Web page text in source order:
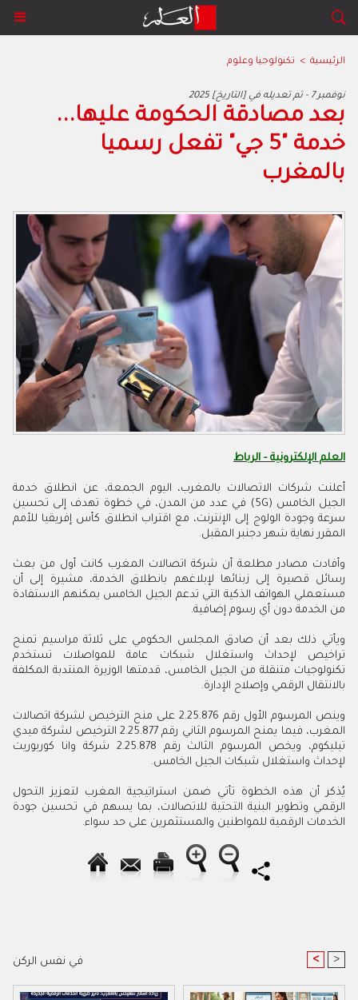
الرئيسية > تكنولوجيا وعلوم
2025 نوفمبر 7 - تم تعديله في [التاريخ]
بعد مصادقة الحكومة عليها...
خدمة "5 جي" تفعل رسميا
بالمغرب
العلم الإلكترونية - الرباط
أعلنت شركات الاتصالات بالمغرب، اليوم الجمعة، عن انطلاق خدمة
الجيل الخامس (5G) في عدد من المدن، في خطوة تهدف إلى تحسين
سرعة وجودة الولوج إلى الإنترنت، مع اقتراب انطلاق كأس إفريقيا للأمم
المقرر نهاية شهر دجنبر المقبل.
وأفادت مصادر مطلعة أن شركة اتصالات المغرب كانت أول من بعث
رسائل قصيرة إلى زبنائها لإبلاغهم بانطلاق الخدمة، مشيرة إلى أن
مستعملي الهواتف الذكية التي تدعم الجيل الخامس يمكنهم الاستفادة
من الخدمة دون أي رسوم إضافية.
ويأتي ذلك بعد أن صادق المجلس الحكومي على ثلاثة مراسيم تمنح
تراخيص لإحداث واستغلال شبكات عامة للمواصلات تستخدم
تكنولوجيات متنقلة من الجيل الخامس، قدمتها الوزيرة المنتدبة المكلفة
بالانتقال الرقمي وإصلاح الإدارة.
وينص المرسوم الأول رقم 2.25.876 على منح الترخيص لشركة اتصالات
المغرب، فيما يمنح المرسوم الثاني رقم 2.25.877 الترخيص لشركة ميدي
تيليكوم، ويخص المرسوم الثالث رقم 2.25.878 شركة وانا كوربوريت
لإحداث واستغلال شبكات الجيل الخامس.
يُذكر أن هذه الخطوة تأتي ضمن استراتيجية المغرب لتعزيز التحول
الرقمي وتطوير البنية التحتية للاتصالات، بما يسهم في تحسين جودة
الخدمات الرقمية للمواطنين والمستثمرين على حد سواء.
في نفس الركن < >